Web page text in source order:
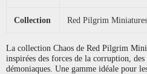
Collection Red Pilgrim Miniatures
La collection Chaos de Red Pilgrim
inspirées des forces de la corruption, des
démoniaques. Une gamme idéale pour